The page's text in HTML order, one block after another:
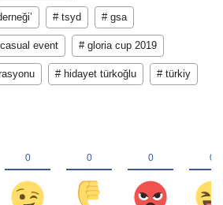
# tsyd # gsa
event # gloria cup 2019
# hidayet türkoğlu # türkiy